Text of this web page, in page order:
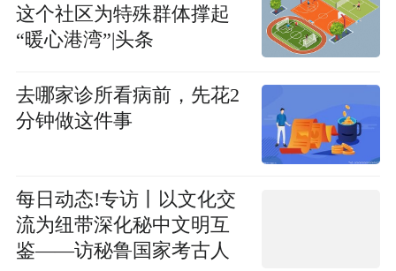
这个社区为特殊群体撑起
“暖心港湾”|头条
去哪家诊所看病前，先花2
分钟做这件事
每日动态!专访丨以文化交
流为纽带深化秘中文明互
鉴——访秘鲁国家考古人